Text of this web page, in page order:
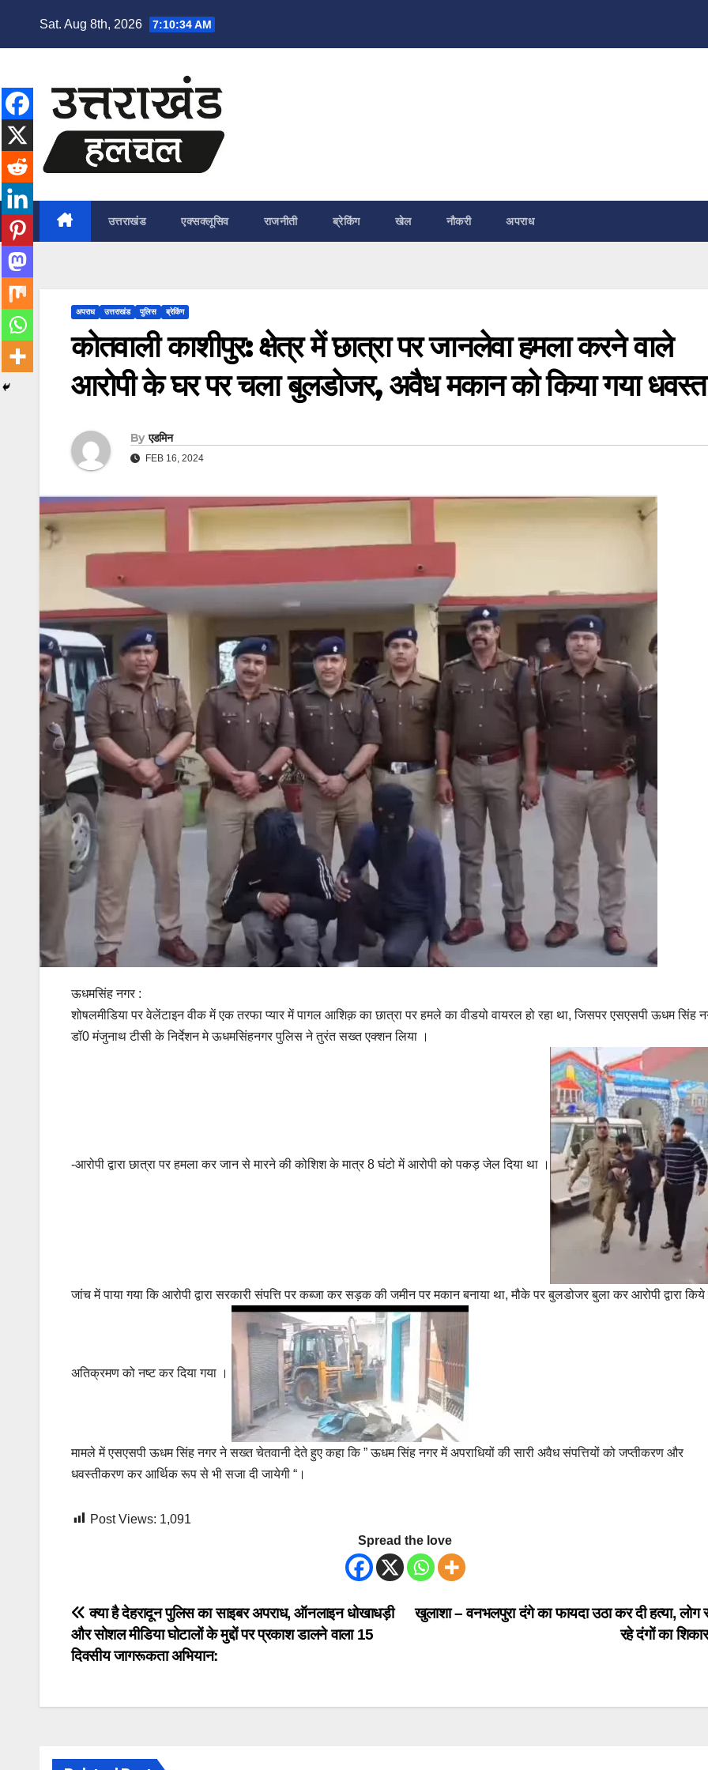
Sat. Aug 8th, 2026 7:10:35 AM
उत्तराखंड एक्सक्लूसिव राजनीती ब्रेकिंग खेल नौकरी अपराध
अपराध उत्तराखंड पुलिस ब्रेकिंग
कोतवाली काशीपुर: क्षेत्र में छात्रा पर जानलेवा हमला करने वाले
आरोपी के घर पर चला बुलडोजर, अवैध मकान को किया गया
By एडमिन
FEB 16, 2024
ऊधमसिंह नगर :
शोषलमीडिया पर वेलेंटाइन वीक में एक तरफा प्यार में पागल आशिक़ का छात्रा पर हमले का वीडयो वायरल हो रहा था, जिसपर एसएसपी ऊधम सिंह
डॉ0 मंजुनाथ टीसी के निर्देशन मे ऊधमसिंहनगर पुलिस ने तुरंत सख्त एक्शन लिया ।
-आरोपी द्वारा छात्रा पर हमला कर जान से मारने की कोशिश के मात्र 8 घंटो में आरोपी को पकड़ जेल दिया था ।
जांच में पाया गया कि आरोपी द्वारा सरकारी संपत्ति पर कब्जा कर सड़क की जमीन पर मकान बनाया था, मौके पर बुलडोजर बुला कर आरोपी द्वारा
अतिक्रमण को नष्ट कर दिया गया ।
मामले में एसएसपी ऊधम सिंह नगर ने सख्त चेतवानी देते हुए कहा कि ” ऊधम सिंह नगर में अपराधियों की सारी अवैध संपत्तियों को जप्तीकरण और
धवस्तीकरण कर आर्थिक रूप से भी सजा दी जायेगी “।
Post Views: 1,091
Spread the love
Post
navigation
खुलाशा – वनभलपुरा दंगे का फायदा उठा कर दी हत्या,
रहे दंगों का
क्या है देहरादून पुलिस का साइबर अपराध, ऑनलाइन धोखाधड़ी
और सोशल मीडिया घोटालों के मुद्दों पर प्रकाश डालने वाला 15
दिवसीय जागरूकता अभियान: